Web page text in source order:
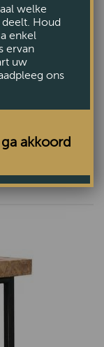
welke
Houd
enkel
ervan
uw
ons
ga akkoord